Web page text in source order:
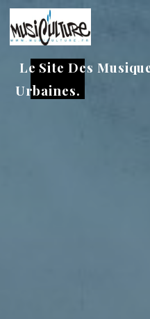
Aller
au
contenu
Le Site Des
Urbaines.